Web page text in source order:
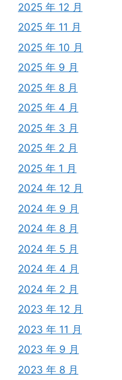
2025 年 12 月
2025 年 11 月
2025 年 10 月
2025 年 9 月
2025 年 8 月
2025 年 4 月
2025 年 3 月
2025 年 2 月
2025 年 1 月
2024 年 12 月
2024 年 9 月
2024 年 8 月
2024 年 5 月
2024 年 4 月
2024 年 2 月
2023 年 12 月
2023 年 11 月
2023 年 9 月
2023 年 8 月